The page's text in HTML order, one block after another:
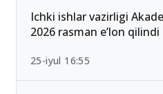
Ichki ishlar vazirligi
2026 rasman e’lon qilindi
25-iyul 16:55